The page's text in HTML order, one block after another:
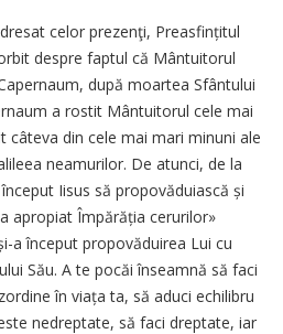
celor prezenţi, Preasfințitul
despre faptul că Mântuitorul
după moartea Sfântului
a rostit Mântuitorul cele mai
câteva din cele mai mari minuni ale
neamurilor. De atunci, de la
Iisus să propovăduiască și
apropiat Împărăția cerurilor»
a început propovăduirea Lui cu
Său. A te pocăi înseamnă să faci
în viața ta, să aduci echilibru
nedreptate, să faci dreptate, iar